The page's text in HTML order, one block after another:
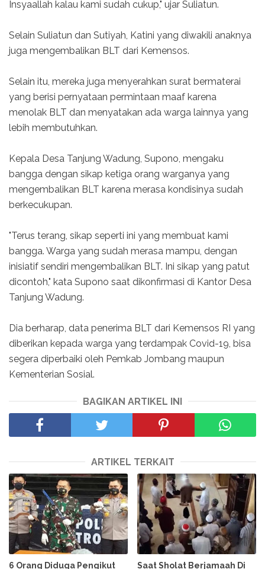
Insyaallah kalau kami sudah cukup," ujar Suliatun.
Selain Suliatun dan Sutiyah, Katini yang diwakili anaknya
juga mengembalikan BLT dari Kemensos.
Selain itu, mereka juga menyerahkan surat bermaterai
yang berisi pernyataan permintaan maaf karena
menolak BLT dan menyatakan ada warga lainnya yang
lebih membutuhkan.
Kepala Desa Tanjung Wadung, Supono, mengaku
bangga dengan sikap ketiga orang warganya yang
mengembalikan BLT karena merasa kondisinya sudah
berkecukupan.
"Terus terang, sikap seperti ini yang membuat kami
bangga. Warga yang sudah merasa mampu, dengan
inisiatif sendiri mengembalikan BLT. Ini sikap yang patut
dicontoh," kata Supono saat dikonfirmasi di Kantor Desa
Tanjung Wadung.
Dia berharap, data penerima BLT dari Kemensos RI yang
diberikan kepada warga yang terdampak Covid-19, bisa
segera diperbaiki oleh Pemkab Jombang maupun
Kementerian Sosial.
BAGIKAN ARTIKEL INI
ARTIKEL TERKAIT
6 Orang Diduga Pengikut Saat Sholat Berjamaah Di